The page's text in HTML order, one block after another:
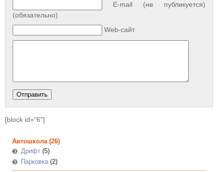
E-mail (не публикуется)
(обязательно)
Web-сайт
[block id="6"]
Автошкола(26)
Дрифт (5)
Парковка(2)